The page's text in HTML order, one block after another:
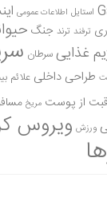
استایل اطلاعات عمومی
ترفند ترند جنگ
غذاییسرطان
طراحی داخلی علائم
از پوست مریخ
ورزش ویروس